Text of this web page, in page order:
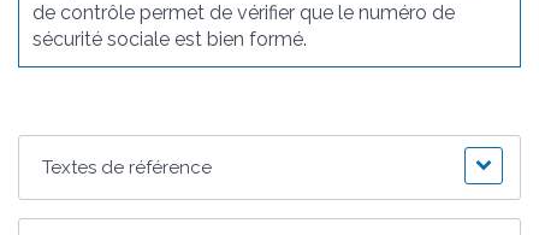
de contrôle permet de vérifier que le numéro de
sécurité sociale est bien formé.
Textes de référence